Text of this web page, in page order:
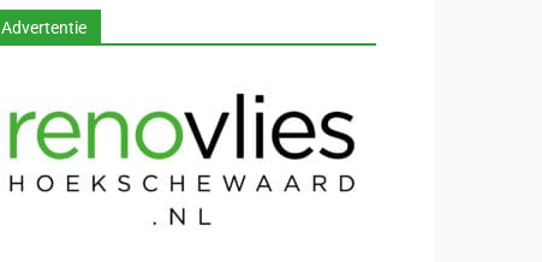
Advertentie